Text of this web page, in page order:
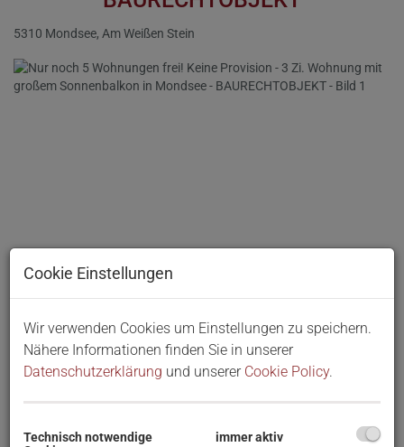
5310 Mondsee, Am Weißen Stein
Cookie Einstellungen
Wir verwenden Cookies um Einstellungen zu speichern.
Nähere Informationen finden Sie in unserer
Datenschutzerklärung und unserer Cookie Policy.
Technisch notwendige
immer aktiv